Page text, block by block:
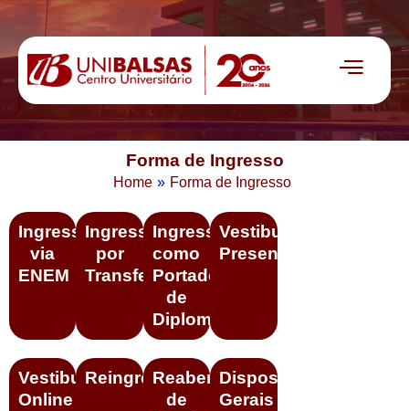
Forma de Ingresso
Home » Forma de Ingresso
Ingresso
via
ENEM
Ingresso
por
Transferência
Ingresso
como
Portador
de
Diploma
Vestibular
Presencial
Vestibular
Online
ReingressoReabertura
de
Disposições
Gerais